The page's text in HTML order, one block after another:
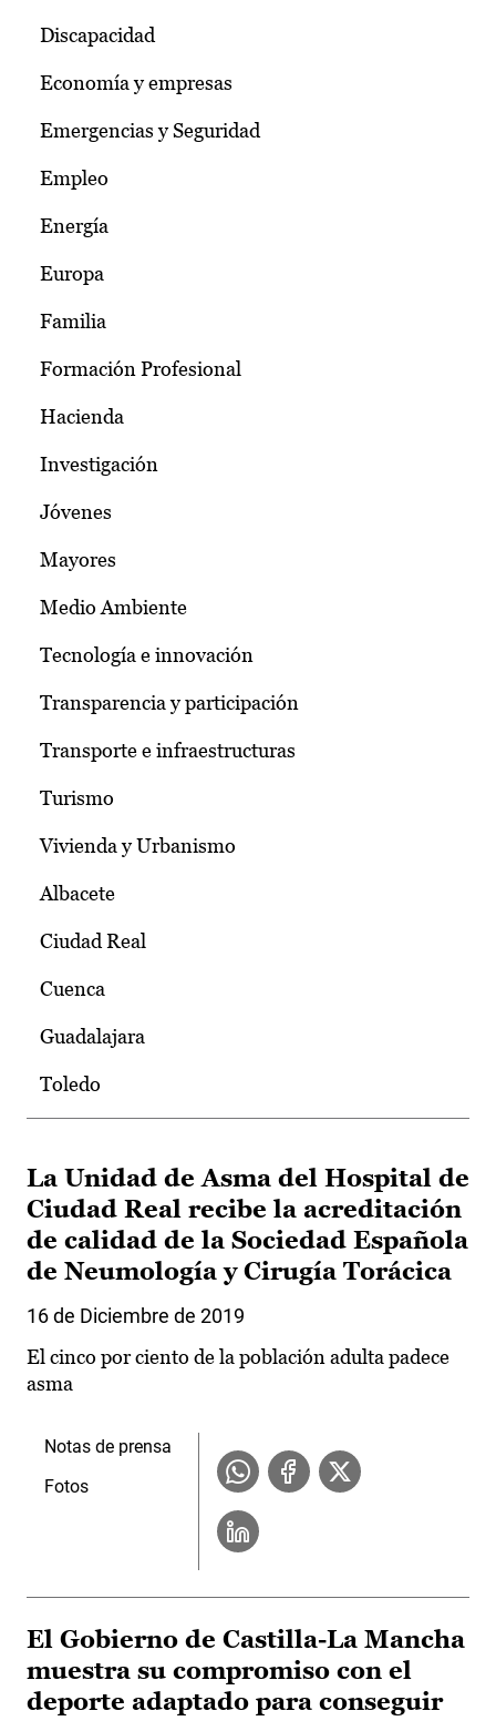
Discapacidad
Economía y empresas
Emergencias y Seguridad
Empleo
Energía
Europa
Familia
Formación Profesional
Hacienda
Investigación
Jóvenes
Mayores
Medio Ambiente
Tecnología e innovación
Transparencia y participación
Transporte e infraestructuras
Turismo
Vivienda y Urbanismo
Albacete
Ciudad Real
Cuenca
Guadalajara
Toledo
La Unidad de Asma del Hospital de
Ciudad Real recibe la acreditación
de calidad de la Sociedad Española
de Neumología y Cirugía Torácica
16 de Diciembre de 2019
El cinco por ciento de la población adulta padece
asma
Notas de prensa
Fotos
El Gobierno de Castilla-La Mancha
muestra su compromiso con el
deporte adaptado para conseguir